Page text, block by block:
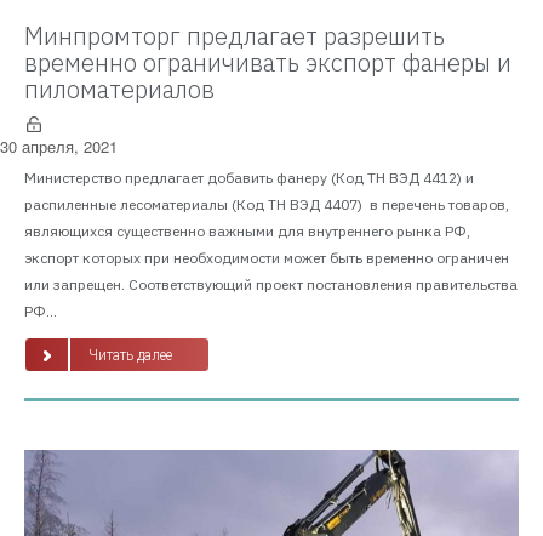
Минпромторг предлагает разрешить
временно ограничивать экспорт фанеры и
пиломатериалов
30 апреля, 2021
Министерство предлагает добавить фанеру (Код ТН ВЭД 4412) и
распиленные лесоматериалы (Код ТН ВЭД 4407) в перечень товаров,
являющихся существенно важными для внутреннего рынка РФ,
экспорт которых при необходимости может быть временно ограничен
или запрещен. Соответствующий проект постановления правительства
РФ...
Читать далее